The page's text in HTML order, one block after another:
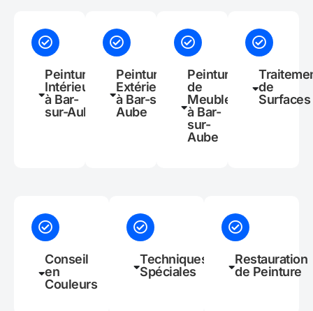
Peinture
Intérieure
à Bar-
sur-Aube
Peinture
Extérieure
à Bar-sur-
Aube
Peinture
de
Meubles
à Bar-
sur-
Aube
de
Surfaces
Conseil
en
Couleurs
Techniques
Spéciales
Restauration
de Peinture